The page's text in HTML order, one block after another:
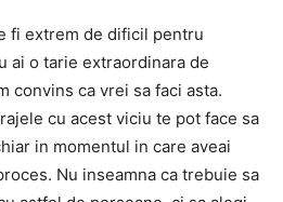
fi extrem de dificil pentru
ai o tarie extraordinara de
convins ca vrei sa faci asta.
cu acest viciu te pot face sa
in momentul in care aveai
Nu inseamna ca trebuie sa